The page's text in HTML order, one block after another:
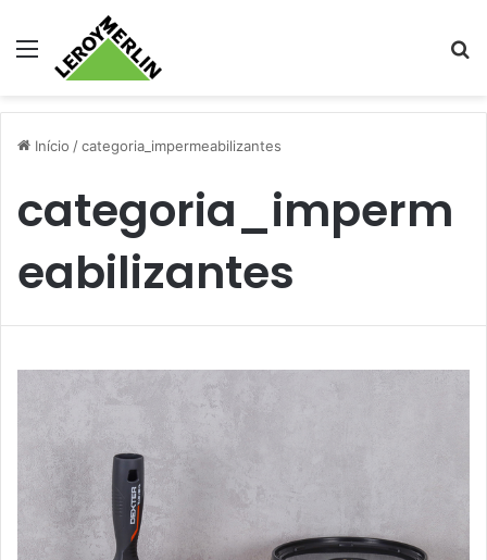
Menu
Início /categoria_impermeabilizantes
categoria_imperm
eabilizantes